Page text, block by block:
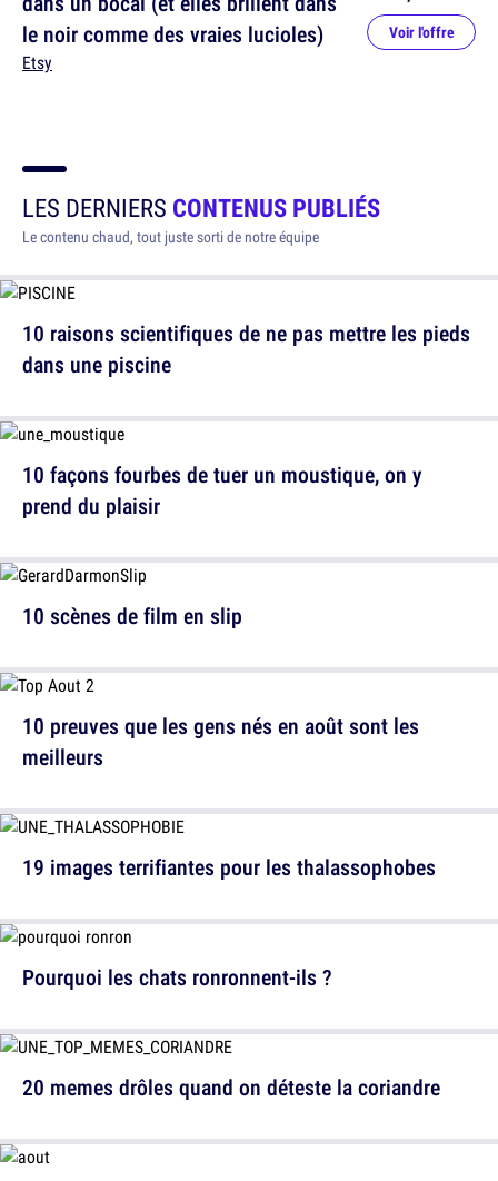
le noir comme des vraies lucioles)
Etsy
Voir l'offre
LES DERNIERS CONTENUS PUBLIÉS
Le contenu chaud, tout juste sorti de notre équipe
10 raisons scientifiques de ne pas mettre les pieds
dans une piscine
10 scènes de film en slip
19 images terrifiantes pour les thalassophobes
20 memes drôles quand on déteste la coriandre
10 façons fourbes de tuer un moustique, on y
prend du plaisir
10 preuves que les gens nés en août sont les
meilleurs
Pourquoi les chats ronronnent-ils ?